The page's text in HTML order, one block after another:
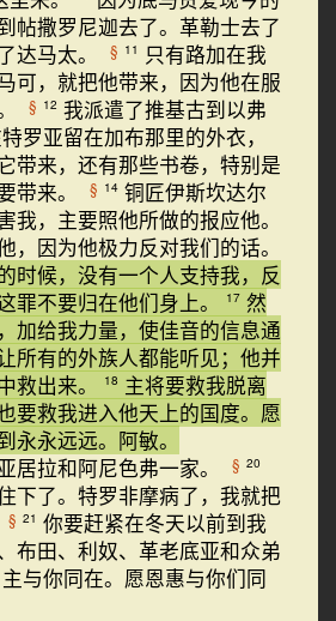
帖撒罗尼迦去了。革勒士去了
达马太。
§ 11 只有路加在我
可，就把他带来，因为他在服
§ 12 我派遣了推基古到以弗
罗亚留在加布那里的外衣，
带来，还有那些书卷，特别是
带来。
§ 14 铜匠伊斯坎达尔
我，主要照他所做的报应他。
，因为他极力反对我们的话。
时候，没有一个人支持我，反
罪不要归在他们身上。
17 然
加给我力量，使佳音的信息通
所有的外族人都能听见；他并
救出来。
18 主将要救我脱离
要救我进入他天上的国度。愿
永永远远。阿敏。
居拉和阿尼色弗一家。 § 20
下了。特罗非摩病了，我就把
§ 21 你要赶紧在冬天以前到我
布田、利奴、革老底亚和众弟
主与你同在。愿恩惠与你们同